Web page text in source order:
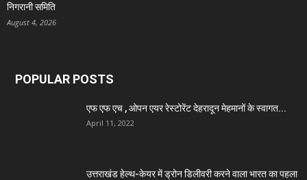
निगरानी समिति
August 4, 2026
POPULAR POSTS
एफ एफ एच , ओपन एयर रेस्टोरेंट देहरादून मेहमानों के स्वागत...
April 11, 2022
उत्तराखंड हेल्थ-केयर में ड्रोन डिलीवरी करने वाला भारत का पहला